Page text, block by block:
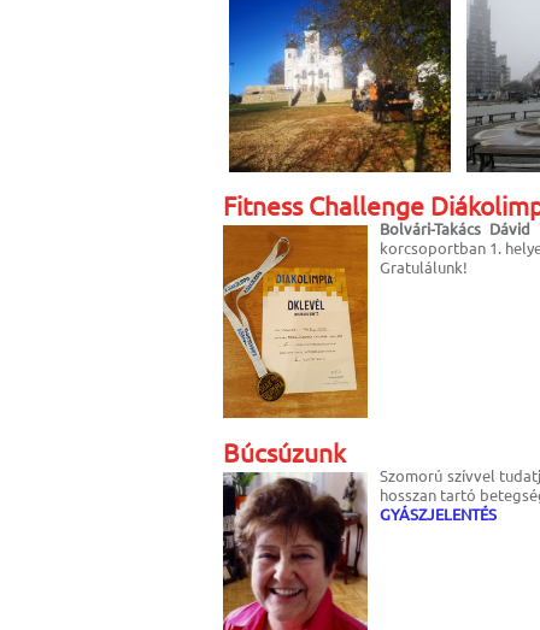
Fitness Challenge
Bolvári-Takács Dávid
korcsoportban 1.
Gratulálunk!
Búcsúzunk
Szomorú szívvel
hosszan tartó
GYÁSZJELENTÉS